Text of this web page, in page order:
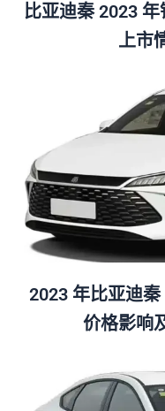
比亚迪秦 2023
上市
2023 年比亚迪秦
价格影响